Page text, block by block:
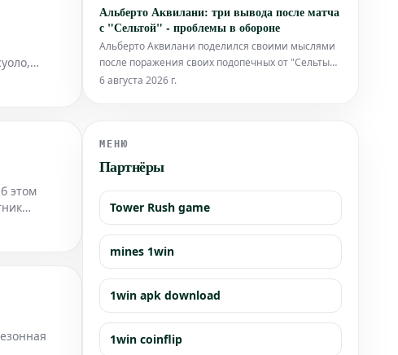
теперь
этом
участник американского мундиаля, Гаэль Какута.
Альберто Аквилани: три вывода после матча
с "Сельтой" - проблемы в обороне
Альберто Аквилани поделился своими мыслями
после поражения своих подопечных от "Сельты
Виго" со счетом 1:4.
6 августа 2026 г.
МЕНЮ
Партнёры
Tower Rush game
mines 1win
1win apk download
1win coinflip